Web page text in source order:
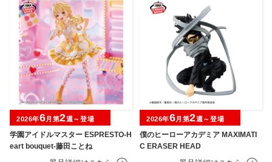
学園アイドルマスター ESPRESTO-H
eart bouquet-藤田ことね
2026年6月第2週～登場
僕のヒーローアカデミア MAXIMATI
C ERASER HEAD
2026年6月第2週～登場